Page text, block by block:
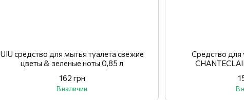
UIU средство для мытья туалета свежие
цветы & зеленые ноты 0,85 л
162 грн
В наличии
Средство для
В